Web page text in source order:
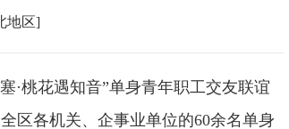
地区]
·桃花遇知音”单身青年职工交友联谊
区各机关、企事业单位的60余名单身